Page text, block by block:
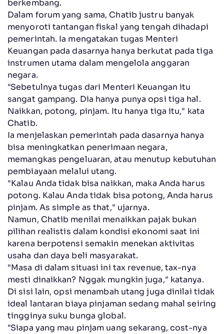
berkembang.
Dalam forum yang sama, Chatib justru banyak
menyoroti tantangan fiskal yang tengah dihadapi
pemerintah. Ia mengatakan tugas Menteri
Keuangan pada dasarnya hanya berkutat pada tiga
instrumen utama dalam mengelola anggaran
negara.
"Sebetulnya tugas dari Menteri Keuangan itu
sangat gampang. Dia hanya punya opsi tiga hal.
Naikkan, potong, pinjam. Itu hanya tiga itu," kata
Chatib.
Ia menjelaskan pemerintah pada dasarnya hanya
bisa meningkatkan penerimaan negara,
memangkas pengeluaran, atau menutup kebutuhan
pembiayaan melalui utang.
"Kalau Anda tidak bisa naikkan, maka Anda harus
potong. Kalau Anda tidak bisa potong, Anda harus
pinjam. As simple as that," ujarnya.
Namun, Chatib menilai menaikkan pajak bukan
pilihan realistis dalam kondisi ekonomi saat ini
karena berpotensi semakin menekan aktivitas
usaha dan daya beli masyarakat.
"Masa di dalam situasi ini tax revenue, tax-nya
mesti dinaikkan? Nggak mungkin juga," katanya.
Di sisi lain, opsi menambah utang juga dinilai tidak
ideal lantaran biaya pinjaman sedang mahal seiring
tingginya suku bunga global.
"Siapa yang mau pinjam uang sekarang, cost-nya